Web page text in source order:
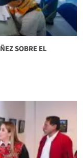
SOBRE EL